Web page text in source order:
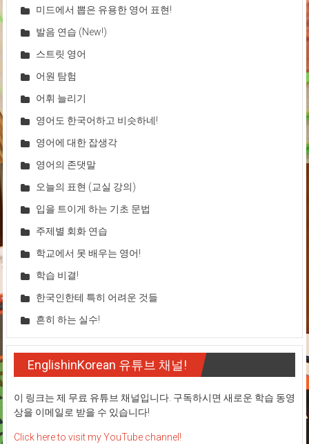
미드에서 뽑은 유용한 영어 표현!
발음 연습 (New!)
스트릿 영어
어원 탐험
어휘 늘리기
영어도 한국어하고 비슷하네!
영어에 대한 잡생각
영어의 존댓말
오늘의 표현 (교실 강의)
입을 트이게 하는 기초 문법
주제별 회화 연습
학교에서 못 배우는 영어!
학습 비결!
한국인한테 특히 어려운 것들
흔히 하는 실수!
EnglishinKorean 유튜브 채널!
이 링크는 제 무료 유튜브 채널입니다. 구독하시면 새로운 학습 동영
상을 이메일로 받을 수 있습니다!
Click here to visit my YouTube channel!